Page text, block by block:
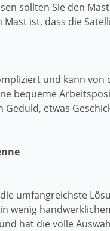
sollten Sie den
ist, dass die
und kann
bequeme
etwas
umfangreichste
wenig
hat die volle